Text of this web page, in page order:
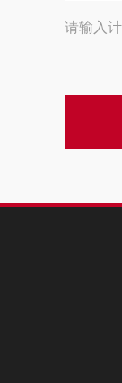
请输入